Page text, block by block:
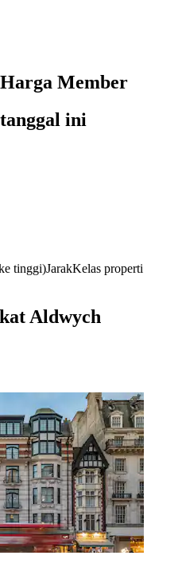
Member
ini
tinggi)JarakKelas properti
Aldwych